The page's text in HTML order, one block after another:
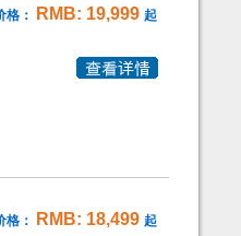
格： RMB: 19,999 起
格： RMB: 18,499 起